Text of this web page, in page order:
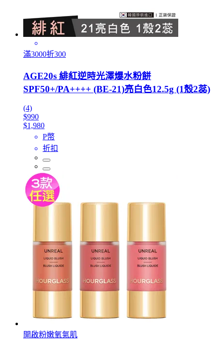
滿3000折300
AGE20s 緋紅逆時光澤爆水粉餅
SPF50+/PA++++ (BE-21)亮白色12.5g (1殼2蕊)
(4)
$990
$1,980
P幣
折扣
開啟粉嫩氧氣肌